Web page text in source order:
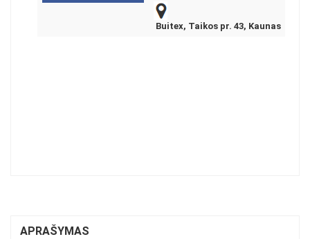
Buitex, Taikos pr. 43, Kaunas
APRAŠYMAS